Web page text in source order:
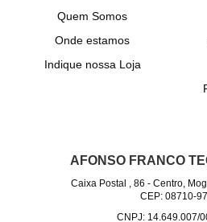
Quem Somos
Onde estamos
Indique nossa Loja
AFONSO FRANCO
Caixa Postal , 86 -Centro,
CEP: 08710-
CNPJ: 14.649.007/